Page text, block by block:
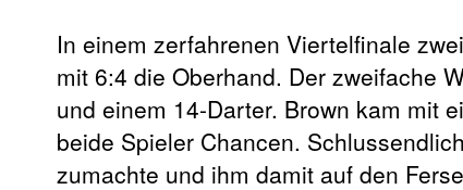
In einem zerfahrenen Viertelfinale
mit 6:4 die Oberhand. Der zweifache
und einem 14-Darter. Brown kam mit
beide Spieler Chancen.
zumachte und ihm damit auf den